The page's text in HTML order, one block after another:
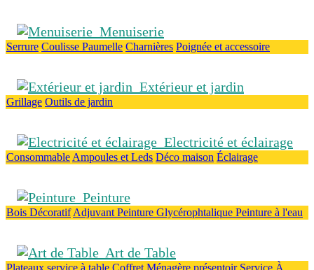
Menuiserie
Serrure Coulisse Paumelle Charnières Poignée et accessoire
Extérieur et jardin
Grillage Outils de jardin
Electricité et éclairage
Consommable Ampoules et Leds Déco maison Éclairage
Peinture
Bois Décoratif Adjuvant Peinture Glycérophtalique Peinture à l'eau
Art de Table
Plateaux service à table Coffret Ménagère présentoir Service À